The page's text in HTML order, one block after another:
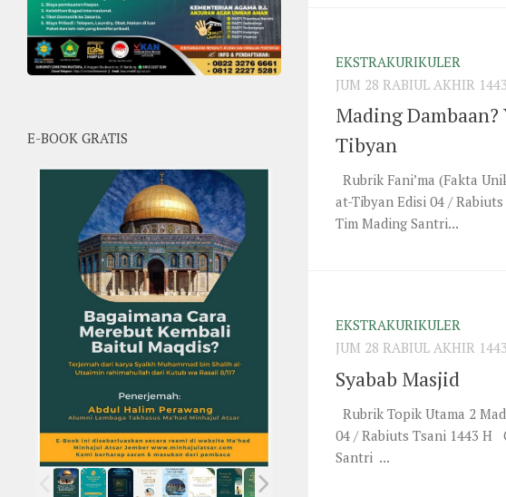
EKSTRAKURIKULER
JUM 28 RABIUL AKHIR
Mading
Tibyan
Rubrik Fani’ma (Fakta
at-Tibyan Edisi 04 /
Tim Mading Santri...
EKSTRAKURIKULER
JUM 28 RABIUL AKHIR
Syabab Masjid
Rubrik Topik Utama 2
04 / Rabiuts Tsani 1443 H
Santri ...
E-BOOK GRATIS